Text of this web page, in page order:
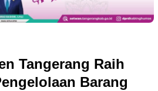
Tangerang Raih
Barang